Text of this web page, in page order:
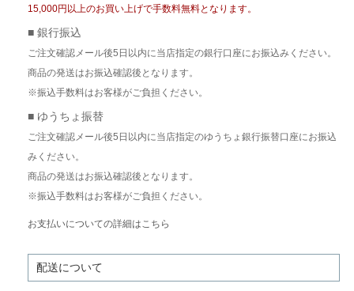
15,000円以上のお買い上げで手数料無料となります。
■ 銀行振込
ご注文確認メール後5日以内に当店指定の銀行口座にお振込みください。
商品の発送はお振込確認後となります。
※振込手数料はお客様がご負担ください。
■ ゆうちょ振替
ご注文確認メール後5日以内に当店指定のゆうちょ銀行振替口座にお振込
みください。
商品の発送はお振込確認後となります。
※振込手数料はお客様がご負担ください。
お支払いについての詳細はこちら
配送について